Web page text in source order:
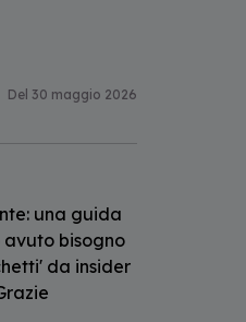
Del 30 maggio 2026
una guida
avuto bisogno
da insider